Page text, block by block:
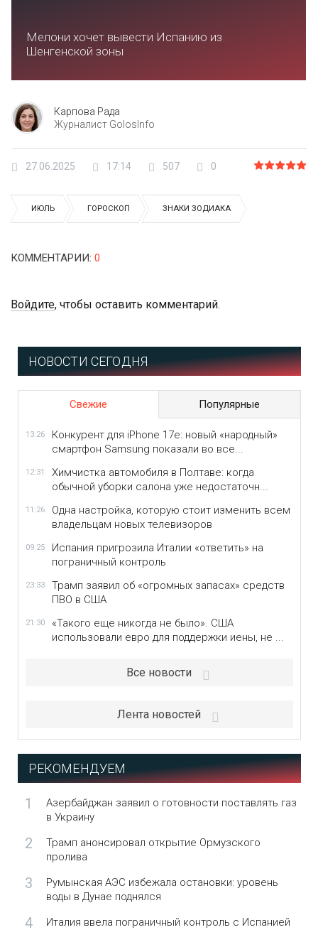
Мелони хочет вывести Испанию из
Шенгенской зоны
Карпова Рада
Журналист GolosInfo
27.06.2025 17:14 507 0
ИЮЛЬ ГОРОСКОП ЗНАКИ ЗОДИАКА
КОММЕНТАРИИ: 0
Войдите, чтобы оставить комментарий.
НОВОСТИ СЕГОДНЯ
Свежие Популярные
13:26
Конкурент для iPhone 17e: новый «народный»
смартфон Samsung показали во все...
12:31
Химчистка автомобиля в Полтаве: когда
обычной уборки салона уже недостаточн...
11:26
Одна настройка, которую стоит изменить всем
владельцам новых телевизоров
09:25
Испания пригрозила Италии «ответить» на
пограничный контроль
23:33
Трамп заявил об «огромных запасах» средств
ПВО в США
21:30
«Такого еще никогда не было». США
использовали евро для поддержки иены, не ...
Все новости
Лента новостей
РЕКОМЕНДУЕМ
1
Азербайджан заявил о готовности поставлять газ
в Украину
2
Трамп анонсировал открытие Ормузского
пролива
3
Румынская АЭС избежала остановки: уровень
воды в Дунае поднялся
4 Италия ввела пограничный контроль с Испанией